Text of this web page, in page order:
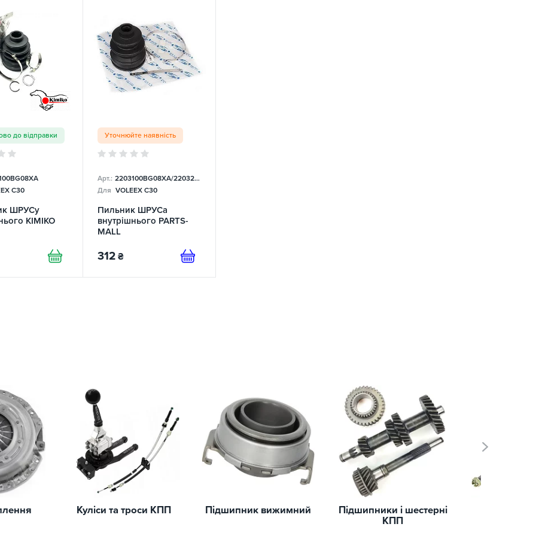
до відправки
C30
ШРУСу
KIMIKO
Уточнюйте наявність
Арт.: 2203100BG08XA/2203200BG08XA
Для VOLEEX C30
Пильник ШРУСа
внутрішнього PARTS-
MALL
312 ₴
Куліси та троси КПП Підшипник вижимний
Підшипники і шестерні
КПП